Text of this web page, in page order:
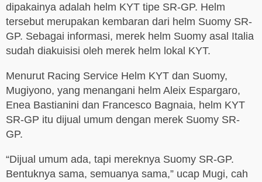
dipakainya adalah helm KYT tipe SR-GP. Helm
tersebut merupakan kembaran dari helm Suomy SR-
GP. Sebagai informasi, merek helm Suomy asal Italia
sudah diakuisisi oleh merek helm lokal KYT.
Menurut Racing Service Helm KYT dan Suomy,
Mugiyono, yang menangani helm Aleix Espargaro,
Enea Bastianini dan Francesco Bagnaia, helm KYT
SR-GP itu dijual umum dengan merek Suomy SR-
GP.
“Dijual umum ada, tapi mereknya Suomy SR-GP.
Bentuknya sama, semuanya sama,” ucap Mugi, cah